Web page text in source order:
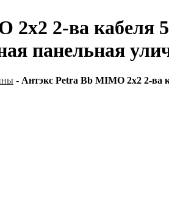
2x2 2-ва
панельная
- Антэкс Petra Bb MIMO 2x2 2-ва